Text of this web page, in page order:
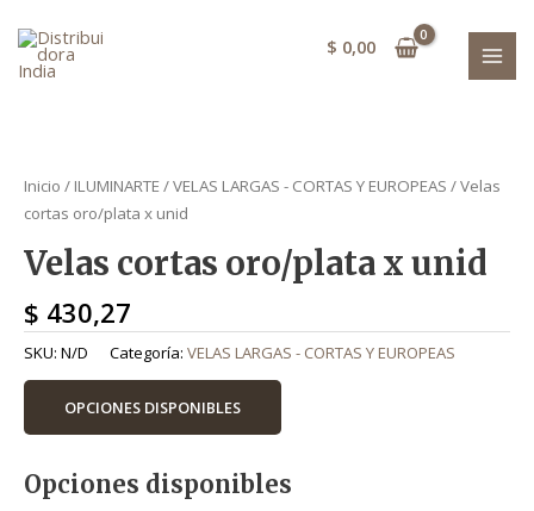
contenido
$ 0,00
Inicio / ILUMINARTE /VELAS LARGAS - CORTAS Y EUROPEAS / Velas
cortas oro/plata x unid
Velas cortas oro/plata x unid
$ 430,27
SKU: N/D Categoría: VELAS LARGAS - CORTAS Y EUROPEAS
OPCIONES DISPONIBLES
Opciones disponibles